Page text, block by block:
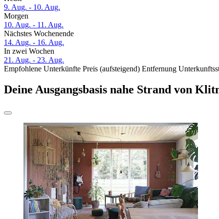
9. Aug. - 10. Aug.
Morgen
10. Aug. - 11. Aug.
Nächstes Wochenende
14. Aug. - 16. Aug.
In zwei Wochen
21. Aug. - 23. Aug.
Empfohlene Unterkünfte Preis (aufsteigend) Entfernung
Deine Ausgangsbasis nahe Strand von